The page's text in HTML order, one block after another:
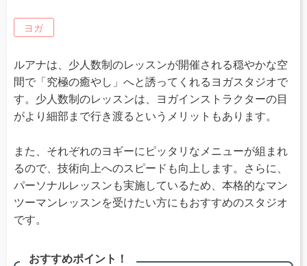
ヨガ
ルアナは、少人数制のレッスンが開催される穏やかな空
間で「究極の癒やし」へと誘ってくれるヨガスタジオで
す。少人数制のレッスンは、ヨガインストラクターの目
がより細部まで行き渡るというメリットもあります。
また、それぞれのヨギーにピッタリなメニューが組まれ
るので、技術向上へのスピードも向上します。さらに、
パーソナルレッスンも実施しているため、本格的なマン
ツーマンレッスンを受けたい方にもおすすめのスタジオ
です。
おすすめポイント！